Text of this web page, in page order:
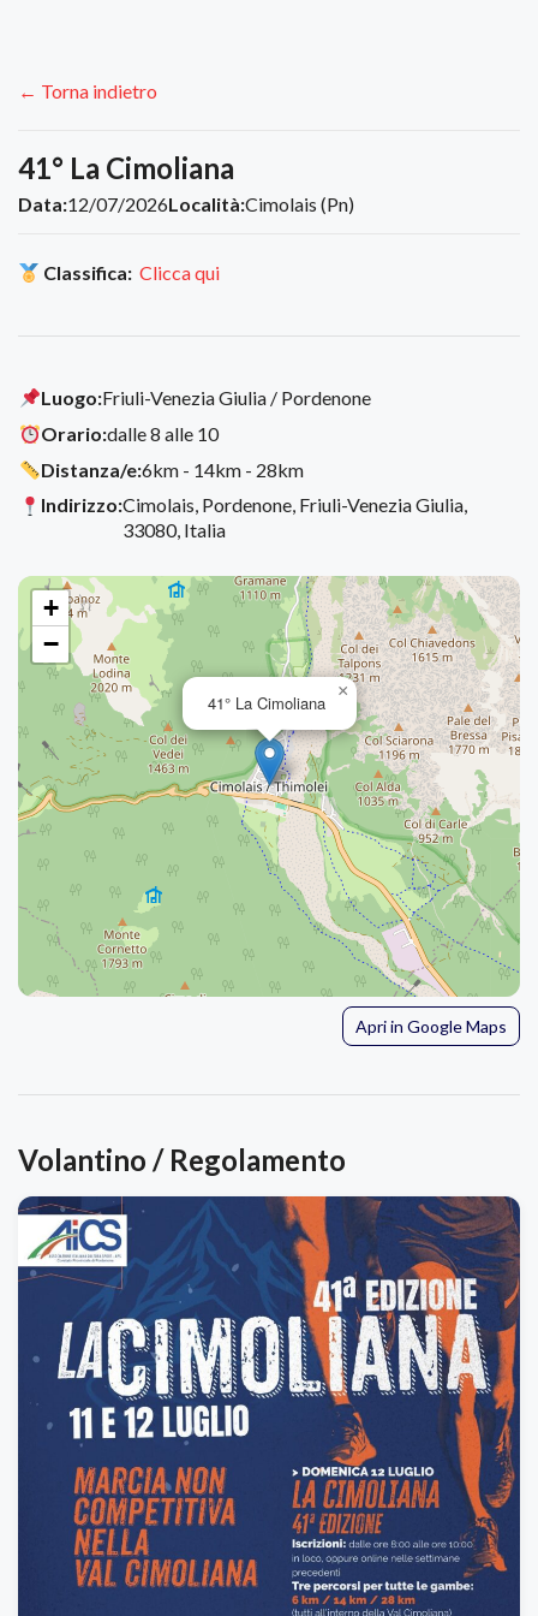
← Torna indietro
41° La Cimoliana
Data:12/07/2026Località:Cimolais (Pn)
Classifica: Clicca qui
Luogo:Friuli-Venezia Giulia / Pordenone
Orario:dalle 8 alle 10
Distanza/e:6km - 14km - 28km
Indirizzo:Cimolais, Pordenone, Friuli-Venezia Giulia,
33080, Italia
41° La Cimoliana
×
+
−
Apri in Google Maps
Volantino / Regolamento